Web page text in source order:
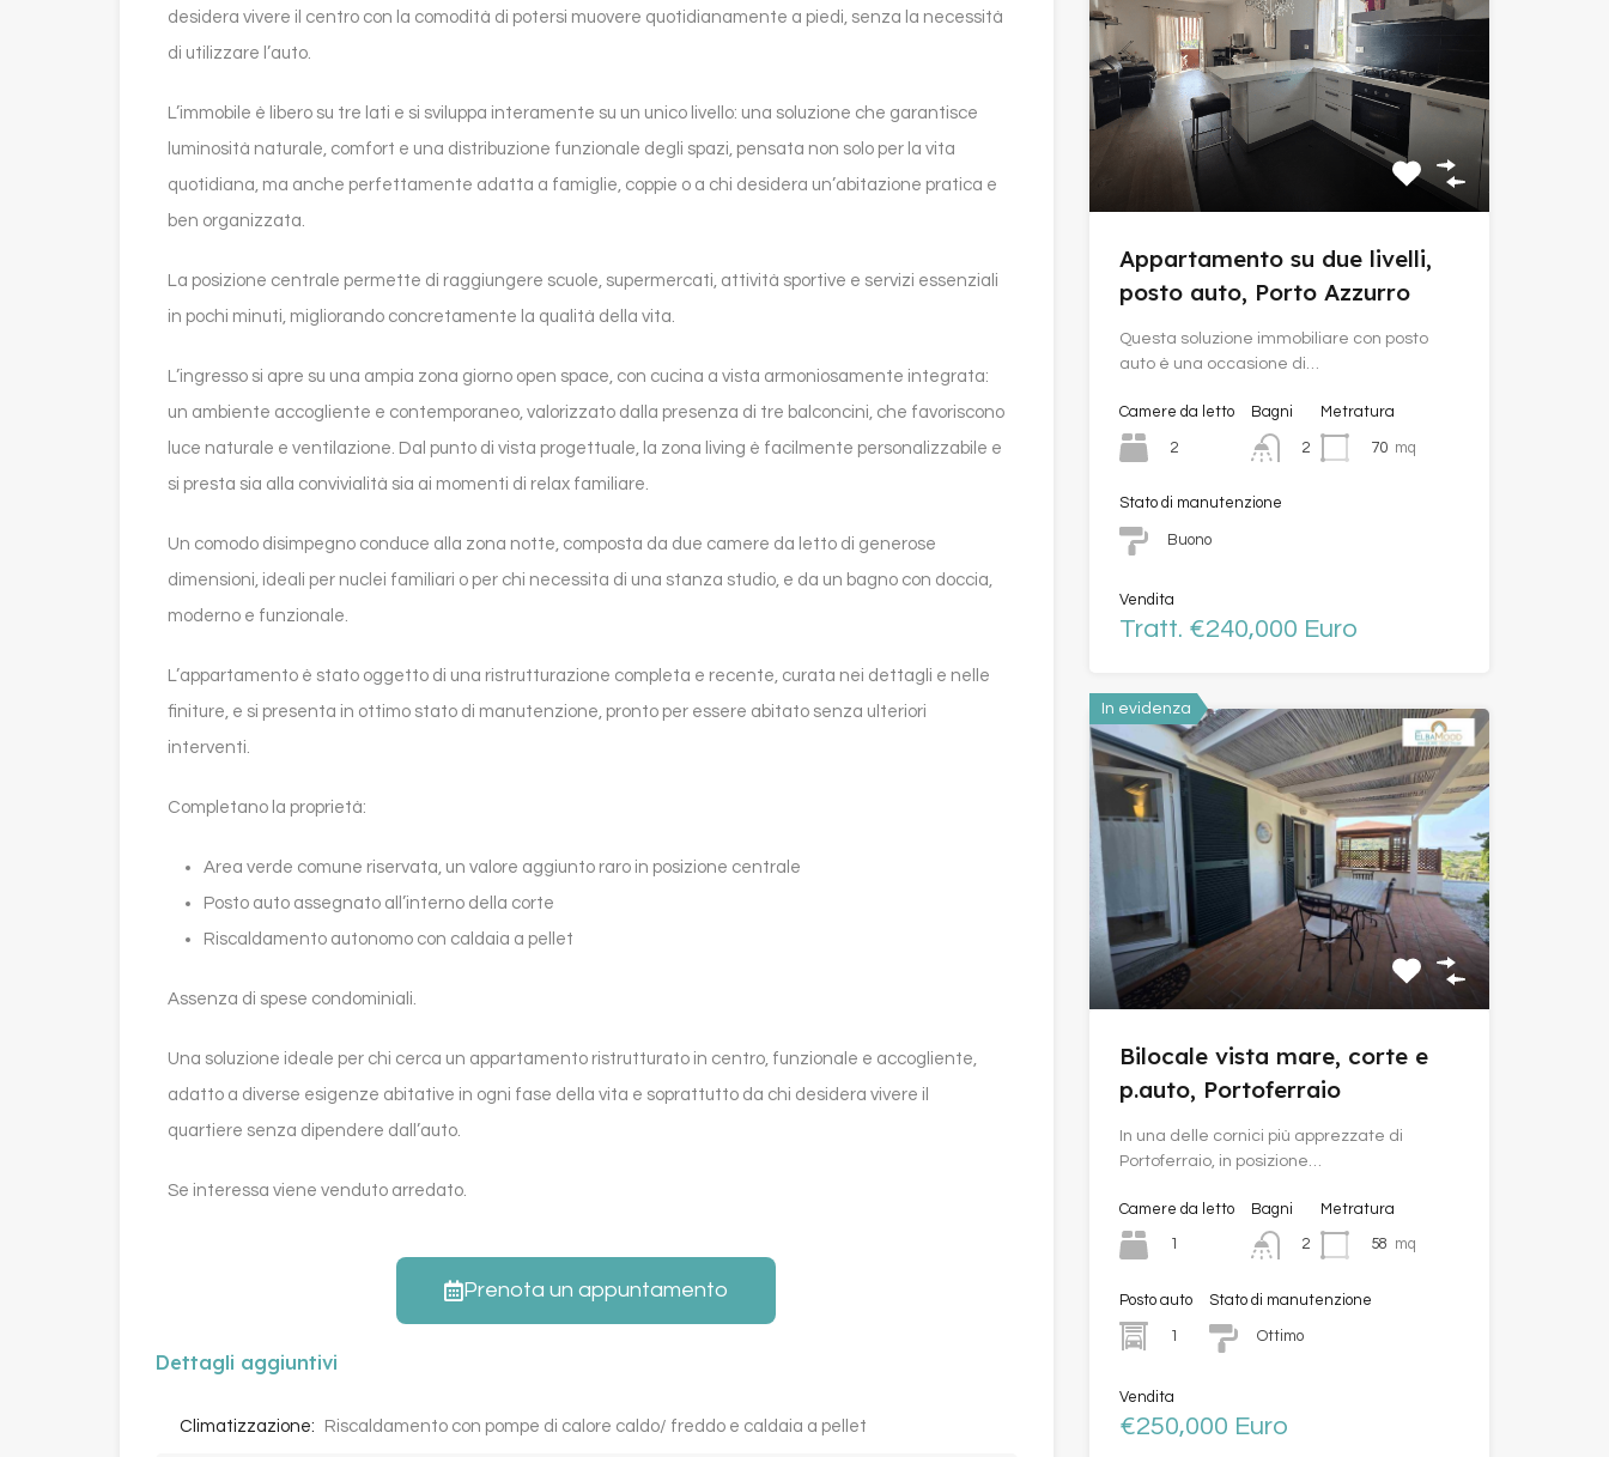
desidera vivere il centro con la comodità di potersi muovere quotidianamente a piedi, senza la necessità
di utilizzare l’auto.
L’immobile è libero su tre lati e si sviluppa interamente su un unico livello: una soluzione che garantisce
luminosità naturale, comfort e una distribuzione funzionale degli spazi, pensata non solo per la vita
quotidiana, ma anche perfettamente adatta a famiglie, coppie o a chi desidera un’abitazione pratica e
ben organizzata.
La posizione centrale permette di raggiungere scuole, supermercati, attività sportive e servizi essenziali
in pochi minuti, migliorando concretamente la qualità della vita.
L’ingresso si apre su una ampia zona giorno open space, con cucina a vista armoniosamente integrata:
un ambiente accogliente e contemporaneo, valorizzato dalla presenza di tre balconcini, che favoriscono
luce naturale e ventilazione. Dal punto di vista progettuale, la zona living è facilmente personalizzabile e
si presta sia alla convivialità sia ai momenti di relax familiare.
Un comodo disimpegno conduce alla zona notte, composta da due camere da letto di generose
dimensioni, ideali per nuclei familiari o per chi necessita di una stanza studio, e da un bagno con doccia,
moderno e funzionale.
L’appartamento è stato oggetto di una ristrutturazione completa e recente, curata nei dettagli e nelle
finiture, e si presenta in ottimo stato di manutenzione, pronto per essere abitato senza ulteriori
interventi.
Completano la proprietà:
Area verde comune riservata, un valore aggiunto raro in posizione centrale
Posto auto assegnato all’interno della corte
Riscaldamento autonomo con caldaia a pellet
Assenza di spese condominiali.
Una soluzione ideale per chi cerca un appartamento ristrutturato in centro, funzionale e accogliente,
adatto a diverse esigenze abitative in ogni fase della vita e soprattutto da chi desidera vivere il
quartiere senza dipendere dall’auto.
Se interessa viene venduto arredato.
Prenota un appuntamento
Dettagli aggiuntivi
Climatizzazione: Riscaldamento con pompe di calore caldo/ freddo e caldaia a pellet
Appartamento su due livelli,
posto auto, Porto Azzurro
Questa soluzione immobiliare con posto
auto è una occasione di…
Camere da letto
2
Bagni
2
Metratura
70 mq
Stato di manutenzione
Buono
Vendita
Tratt. €240,000 Euro
In evidenza
Bilocale vista mare, corte e
p.auto, Portoferraio
In una delle cornici più apprezzate di
Portoferraio, in posizione…
Camere da letto
1
Bagni
2
Metratura
58 mq
Posto auto
1
Stato di manutenzione
Ottimo
Vendita
€250,000 Euro